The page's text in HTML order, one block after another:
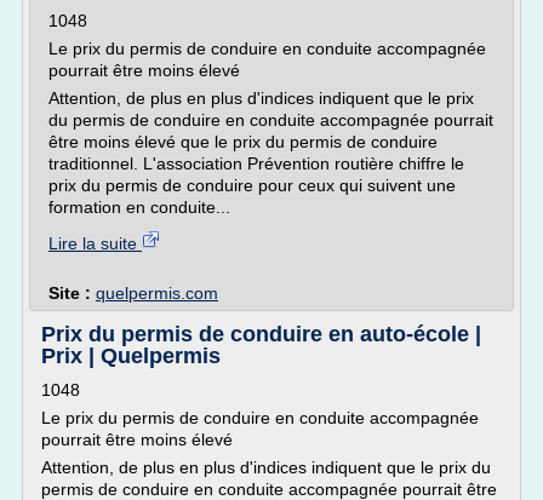
1048
Le prix du permis de conduire en conduite accompagnée
pourrait être moins élevé
Attention, de plus en plus d'indices indiquent que le prix
du permis de conduire en conduite accompagnée pourrait
être moins élevé que le prix du permis de conduire
traditionnel. L'association Prévention routière chiffre le
prix du permis de conduire pour ceux qui suivent une
formation en conduite...
Lire la suite
Site : quelpermis.com
Prix du permis de conduire en auto-école |
Prix | Quelpermis
1048
Le prix du permis de conduire en conduite accompagnée
pourrait être moins élevé
Attention, de plus en plus d'indices indiquent que le prix du
permis de conduire en conduite accompagnée pourrait être